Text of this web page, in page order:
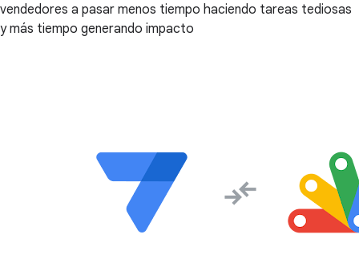
vendedores a pasar menos tiempo haciendo tareas tediosas
y más tiempo generando impacto